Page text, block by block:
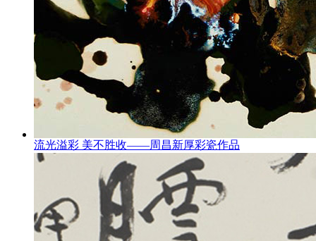
流光溢彩 美不胜收——周昌新厚彩瓷作品